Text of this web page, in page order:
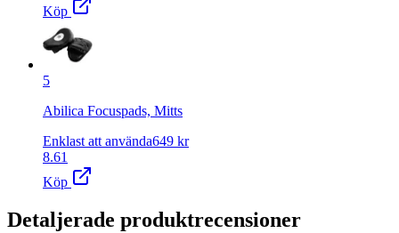
Köp
5
Abilica Focuspads, Mitts
Enklast att använda649 kr
8.61
Köp
Detaljerade produktrecensioner